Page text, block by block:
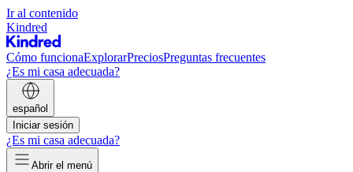
Ir al contenido
Kindred
Cómo funcionaExplorarPreciosPreguntas frecuentes
¿Es mi casa adecuada?
español
Iniciar sesión
¿Es mi casa adecuada?
Abrir el menú